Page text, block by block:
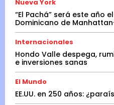
Nueva York
“El Pachá” será este año
Dominicano de
Internacionales
Hondo Valle despega,
e inversiones sanas
El Mundo
EE.UU. en 250 años: